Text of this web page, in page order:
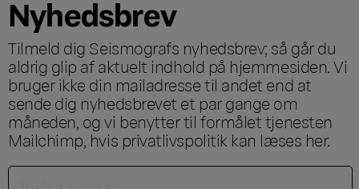
Nyhedsbrev
Tilmeld dig Seismografs nyhedsbrev; så går du
aldrig glip af aktuelt indhold på hjemmesiden. Vi
bruger ikke din mailadresse til andet end at
sende dig nyhedsbrevet et par gange om
måneden, og vi benytter til formålet tjenesten
Mailchimp, hvis privatlivspolitik kan læses her.